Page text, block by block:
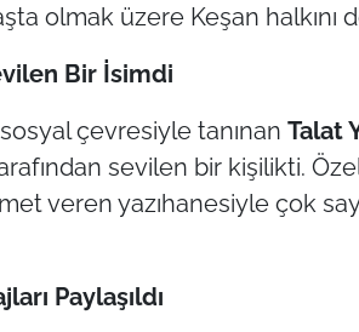
olmak üzere Keşan halkını
Bir İsimdi
sosyal çevresiyle tanınan Talat
sevilen bir kişilikti.
veren yazıhanesiyle çok
Paylaşıldı